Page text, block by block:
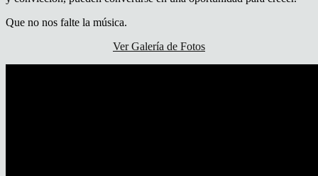
Que no nos falte la música.
Ver Galería de Fotos